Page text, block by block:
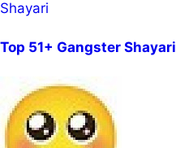
Shayari
Top 51+ Gangster Shayari